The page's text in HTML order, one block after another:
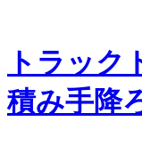
を
ス
キ
ッ
トラッ
積み手降